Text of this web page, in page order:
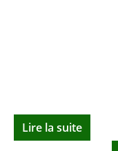
Lire la suite